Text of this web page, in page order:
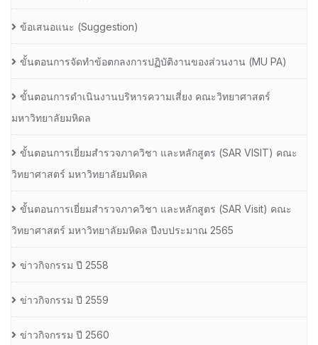
ข้อเสนอแนะ (Suggestion)
ขั้นตอนการจัดทำข้อตกลงการปฏิบัติงานของส่วนงาน (MU PA)
ขั้นตอนการดำเนินงานบริหารความเสี่ยง คณะวิทยาศาสตร์
มหาวิทยาลัยมหิดล
ขั้นตอนการเยี่ยมสำรวจภาควิชา และหลักสูตร (SAR VISIT) คณะ
วิทยาศาสตร์ มหาวิทยาลัยมหิดล
ขั้นตอนการเยี่ยมสำรวจภาควิชา และหลักสูตร (SAR Visit) คณะ
วิทยาศาสตร์ มหาวิทยาลัยมหิดล ปีงบประมาณ 2565
ข่าวกิจกรรม ปี 2558
ข่าวกิจกรรม ปี 2559
ข่าวกิจกรรม ปี 2560